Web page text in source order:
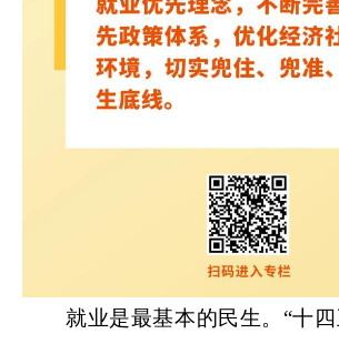
就业是最基本的民生。“十四